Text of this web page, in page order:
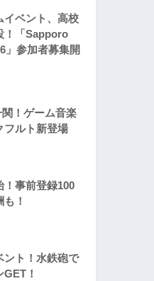
イベント、高校
！「Sapporo
」参加者募集開
！ゲーム音楽
フルト新登場
！事前登録100
！
ント！水鉄砲で
！